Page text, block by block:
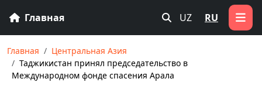
Главная UZ RU
Главная
Центральная Азия
Таджикистан принял председательство в
Международном фонде спасения Арала